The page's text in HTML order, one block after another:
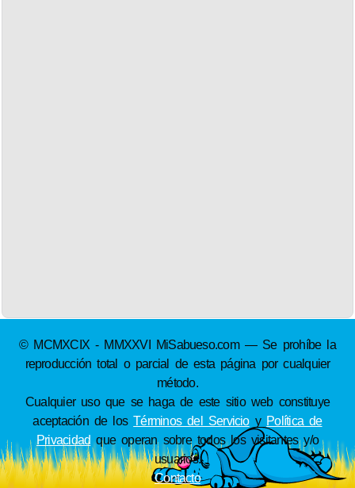
© MCMXCIX - MMXXVI MiSabueso.com — Se prohíbe la
reproducción total o parcial de esta página por cualquier
método.
Cualquier uso que se haga de este sitio web constituye
aceptación de losTérminos del Servicioy Política de
Privacidad que operan sobre todos los visitantes y/o
usuarios.
Contacto